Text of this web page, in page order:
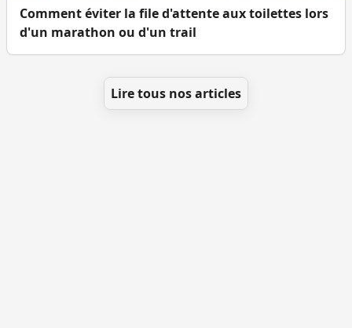
Comment éviter la file d'attente aux toilettes lors
d'un marathon ou d'un trail
Lire tous nos articles